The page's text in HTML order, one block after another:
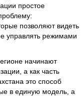
простое
позволяют видеть
управлять режимами
начинают
а как часть
это способ
в единую модель, а